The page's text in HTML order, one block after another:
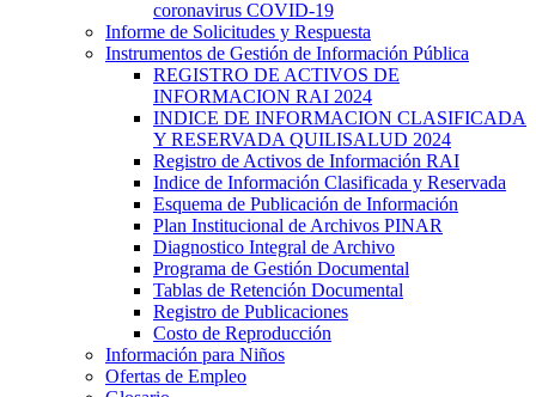
coronavirus COVID-19
Informe de Solicitudes y Respuesta
Instrumentos de Gestión de Información Pública
REGISTRO DE ACTIVOS DE
INFORMACION RAI 2024
INDICE DE INFORMACION CLASIFICADA
Y RESERVADA QUILISALUD 2024
Registro de Activos de Información RAI
Indice de Información Clasificada y Reservada
Esquema de Publicación de Información
Plan Institucional de Archivos PINAR
Diagnostico Integral de Archivo
Programa de Gestión Documental
Tablas de Retención Documental
Registro de Publicaciones
Costo de Reproducción
Información para Niños
Ofertas de Empleo